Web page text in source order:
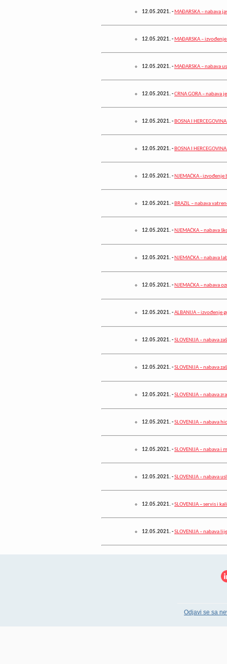
12.05.2021.- MAĐARSKA – nabava
12.05.2021.- MAĐARSKA –
12.05.2021.- MAĐARSKA – nabava
12.05.2021.-CRNA GORA – nabava
12.05.2021.- BOSNA I
12.05.2021.- BOSNA I
12.05.2021.- NJEMAČKA -
12.05.2021.- BRAZIL – nabava
12.05.2021.-NJEMAČKA – nabava
12.05.2021.-NJEMAČKA – nabava
12.05.2021.-NJEMAČKA – nabava
12.05.2021.-ALBANIJA – izvođenje
12.05.2021.-SLOVENIJA – nabava
12.05.2021.-SLOVENIJA – nabava
12.05.2021.-SLOVENIJA – nabava
12.05.2021.-SLOVENIJA – nabava
12.05.2021.-SLOVENIJA – nabava
12.05.2021.-SLOVENIJA – nabava
12.05.2021.-SLOVENIJA – servis i
12.05.2021.-SLOVENIJA – nabava
Odjavi se sa